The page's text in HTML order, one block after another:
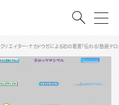
エイター・ナカドウガによる初の著書「伝わる!動画テロ